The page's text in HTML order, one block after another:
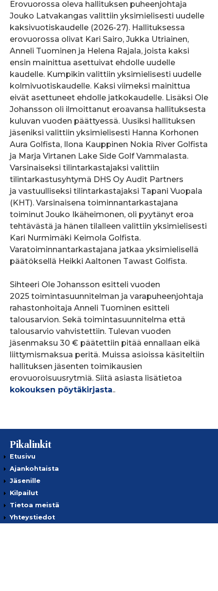
Erovuorossa oleva hallituksen puheenjohtaja
Jouko Latvakangas valittiin yksimielisesti uudelle
kaksivuotiskaudelle (2026-27). Hallituksessa
erovuorossa olivat Kari Sairo, Jukka Utriainen,
Anneli Tuominen ja Helena Rajala, joista kaksi
ensin mainittua asettuivat ehdolle uudelle
kaudelle. Kumpikin valittiin yksimielisesti uudelle
kolmivuotiskaudelle. Kaksi viimeksi mainittua
eivät asettuneet ehdolle jatkokaudelle. Lisäksi Ole
Johansson oli ilmoittanut eroavansa hallituksesta
kuluvan vuoden päättyessä. Uusiksi hallituksen
jäseniksi valittiin yksimielisesti Hanna Korhonen
Aura Golfista, Ilona Kauppinen Nokia River Golfista
ja Marja Virtanen Lake Side Golf Vammalasta.
Varsinaiseksi tilintarkastajaksi valittiin
tilintarkastusyhtymä DHS Oy Audit Partners
ja vastuulliseksi tilintarkastajaksi Tapani Vuopala
(KHT). Varsinaisena toiminnantarkastajana
toiminut Jouko Ikäheimonen, oli pyytänyt eroa
tehtävästä ja hänen tilalleen valittiin yksimielisesti
Kari Nurmimäki Keimola Golfista.
Varatoiminnantarkastajana jatkaa yksimielisellä
päätöksellä Heikki Aaltonen Tawast Golfista.
Sihteeri Ole Johansson esitteli vuoden
2025 toimintasuunnitelman ja varapuheenjohtaja
rahastonhoitaja Anneli Tuominen esitteli
talousarvion. Sekä toimintasuunnitelma että
talousarvio vahvistettiin. Tulevan vuoden
jäsenmaksu 30 € päätettiin pitää ennallaan eikä
liittymismaksua peritä. Muissa asioissa käsiteltiin
hallituksen jäsenten toimikausien
erovuoroisuusrytmiä. Siitä asiasta lisätietoa
kokouksen pöytäkirjasta..
Pikalinkit
Etusivu
Ajankohtaista
Jäsenille
Kilpailut
Tietoa meistä
Yhteystiedot